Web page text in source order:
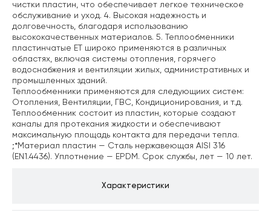
Характеристики
чистки пластин, что обеспечивает легкое техническое
обслуживание и уход. 4. Высокая надежность и
долговечность, благодаря использованию
высококачественных материалов. 5. Теплообменники
пластинчатые ЕТ широко применяются в различных
областях, включая системы отопления, горячего
водоснабжения и вентиляции жилых, административных и
промышленных зданий.
Теплообменники применяются для следующиих систем:
Отопления, Вентиляции, ГВС, Кондиционирования, и т.д.
Теплообменник состоит из пластин, которые создают
каналы для протекания жидкости и обеспечивают
максимальную площадь контакта для передачи тепла.
;*Материал пластин — Сталь нержавеющая AISI 316
(EN1.4436). Уплотнение — EPDM. Срок службы, лет — 10 лет.